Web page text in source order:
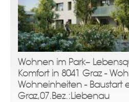
Wohnen im Park–
Komfort in 8041 Graz -
Wohneinheiten - Baustart
Graz,07.Bez.:Liebenau